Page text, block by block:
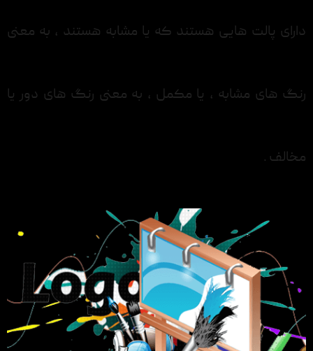
دارای پالت هایی هستند که یا مشابه هستند ، به معنی
رنگ های مشابه ، یا مکمل ، به معنی رنگ های دور یا
مخالف .